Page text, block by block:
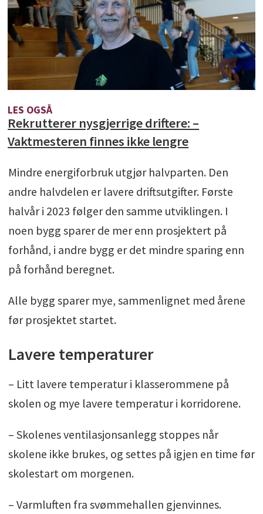
LES OGSÅ
Rekrutterer nysgjerrige driftere: –
Vaktmesteren finnes ikke lengre
Mindre energiforbruk utgjør halvparten. Den
andre halvdelen er lavere driftsutgifter. Første
halvår i 2023 følger den samme utviklingen. I
noen bygg sparer de mer enn prosjektert på
forhånd, i andre bygg er det mindre sparing enn
på forhånd beregnet.
Alle bygg sparer mye, sammenlignet med årene
før prosjektet startet.
Lavere temperaturer
– Litt lavere temperatur i klasserommene på
skolen og mye lavere temperatur i korridorene.
– Skolenes ventilasjonsanlegg stoppes når
skolene ikke brukes, og settes på igjen en time før
skolestart om morgenen.
– Varmluften fra svømmehallen gjenvinnes.